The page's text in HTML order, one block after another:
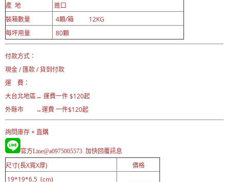
產 地
進口
裝箱數量
4顆/箱 12KG
每坪用量
80顆
付款方式：
現金 / 匯款 / 貨到付款
運 費：
大台北地區→ 運費一件 $120起
外縣市 →運費 一件$120起
詢問庫存 + 直購
官方Line@a0975005573 加快回覆訊息
尺寸(長X寬X厚)
價格
19*19*6.5 (cm)